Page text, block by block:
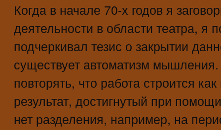
Когда в начале 70-х годов я
деятельности в области театра, я
подчеркивал тезис о закрытии
существует автоматизм
повторять, что работа строится
результат, достигнутый при
нет разделения, например, на